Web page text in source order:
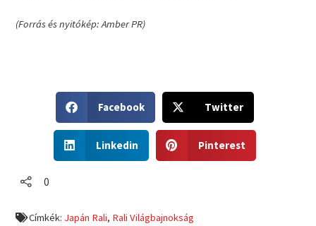
(Forrás és nyitókép: Amber PR)
h
a
r
Facebook
h
a
Twitter
h
a
n
Linkedin
h
a
n
Pinterest
0
Címkék: Japán Rali, Rali Világbajnokság